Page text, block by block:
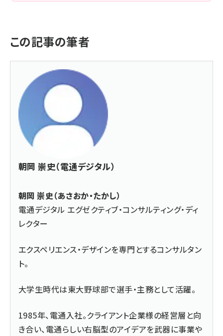
この記事の筆者
朝岡 崇史（電通デジタル）
朝岡 崇史（あさおか・たかし）
電通デジタル エグゼクティブ・コンサルティング・ディ
レクター
エクスペリエンス・デザインを専門とするコンサルタン
ト。
大学生時代は東大野球部で選手・主務として活躍。
1985年、電通入社。クライアント企業様の経営層と向
き合い、電通らしい右脳型のアイデアを武器に事業や